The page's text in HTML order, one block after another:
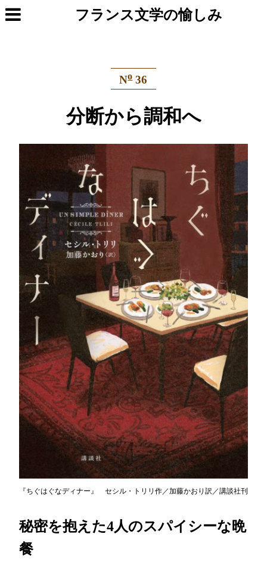
フランス文学の愉しみ
No36
分断から調和へ
『ちぐはぐなディナー』 セシル・トリリ作／加藤かおり訳／講談社刊
秘密を抱えた4人のスパイシーな晩
餐